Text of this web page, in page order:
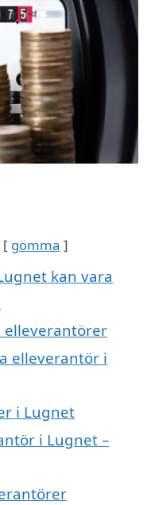
gömma
kan vara
elleverantörer
elleverantör i
i Lugnet
i Lugnet –